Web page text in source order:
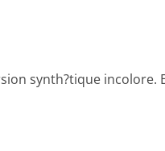
synth?tique incolore.